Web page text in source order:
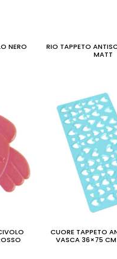
NERO
RIO TAPPETO
MATT
CUORE TAPPETO
VASCA 36×75 CM